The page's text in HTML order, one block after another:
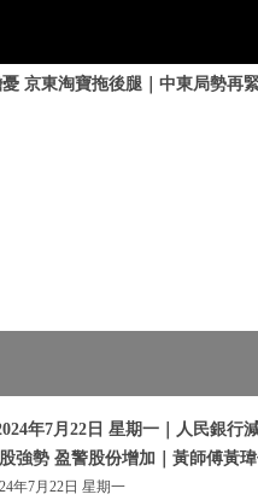
京東淘寶拖後腿｜中東局勢再
年7月22日 星期一｜人民銀行
強勢 盈警股份增加｜黃師傅黃
年7月22日 星期一